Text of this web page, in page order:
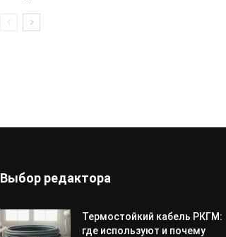
Выбор редактора
Термостойкий кабель РКГМ:
где используют и почему